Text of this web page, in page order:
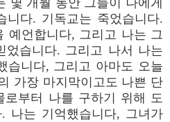
몇 개월 동안 그들이 나에게
니다. 기독교는 죽었습니다.
예언합니다, 그리고 나는 그
었습니다. 그리고 나서 나는
습니다, 그리고 아마도 오늘
가장 마지막이고도 나쁜 단
로부터 나를 구하기 위해 도
나는 기억했습니다, 그녀가